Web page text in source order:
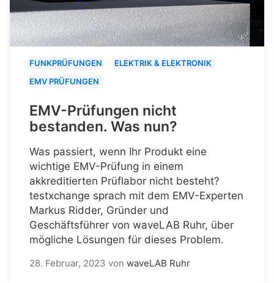
FUNKPRÜFUNGEN
ELEKTRIK & ELEKTRONIK
EMV PRÜFUNGEN
EMV-Prüfungen nicht
bestanden. Was nun?
Was passiert, wenn Ihr Produkt eine
wichtige EMV-Prüfung in einem
akkreditierten Prüflabor nicht besteht?
testxchange sprach mit dem EMV-Experten
Markus Ridder, Gründer und
Geschäftsführer von waveLAB Ruhr, über
mögliche Lösungen für dieses Problem.
28. Februar, 2023 von waveLAB Ruhr